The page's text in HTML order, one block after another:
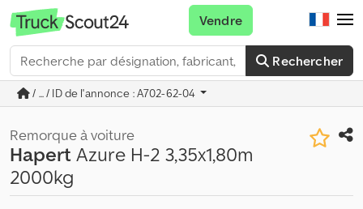
Rechercher
Vendre
/ ... / ID de l'annonce : A702-62-04
Remorque à voiture
HapertAzure H-2 3,35x1,80m
2000kg